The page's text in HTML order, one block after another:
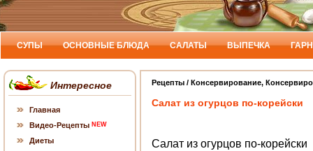
СУПЫ ОСНОВНЫЕ БЛЮДА САЛАТЫ ВЫПЕЧКА
Рецепты / Консервирование,
Салат из огурцов по-корейски
Салат из огурцов по-корейски
Интересное
Главная
Видео-Рецепты NEW
Диеты